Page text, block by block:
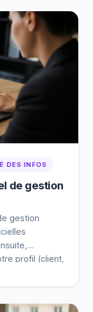
DES INFOS
de gestion
gestion
profil (client,
que les